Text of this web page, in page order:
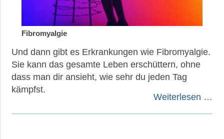
Fibromyalgie
Und dann gibt es Erkrankungen wie Fibromyalgie.
Sie kann das gesamte Leben erschüttern, ohne
dass man dir ansieht, wie sehr du jeden Tag
kämpfst.
Weiterlesen …